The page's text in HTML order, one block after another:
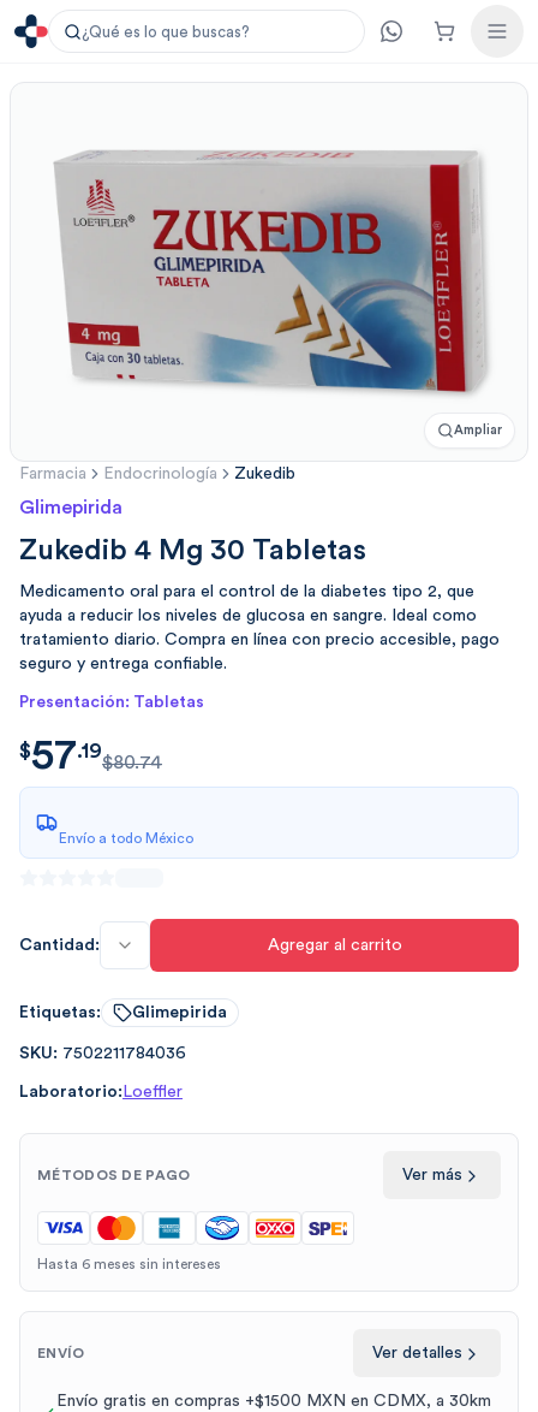
¿Qué es lo que buscas?
Ampliar
Farmacia Endocrinología Zukedib
Glimepirida
Zukedib 4 Mg 30 Tabletas
Medicamento oral para el control de la diabetes tipo 2, que
ayuda a reducir los niveles de glucosa en sangre. Ideal como
tratamiento diario. Compra en línea con precio accesible, pago
seguro y entrega confiable.
Presentación: Tabletas
$57.19
$57.19
$80.74
Envío a todo México
Cantidad: Agregar al carrito
Etiquetas: Glimepirida
SKU: 7502211784036
Laboratorio: Loeffler
MÉTODOS DE PAGO Ver más
Hasta 6 meses sin intereses
ENVÍO Ver detalles
Envío gratis en compras +$1500 MXN en CDMX, a 30km